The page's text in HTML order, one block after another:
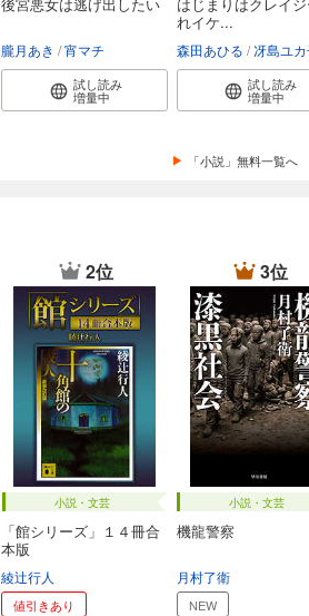
朧月あき 宵マチ
試し読み
増量中
れイケ...
森田あひる 冴島ユ
試し読み
増量中
「小説」無料一覧へ
2位
小説・文芸
「館シリーズ」１４冊合
本版
綾辻行人
値引きあり
3位
小説・文芸
機龍警察
月村了衛
NEW